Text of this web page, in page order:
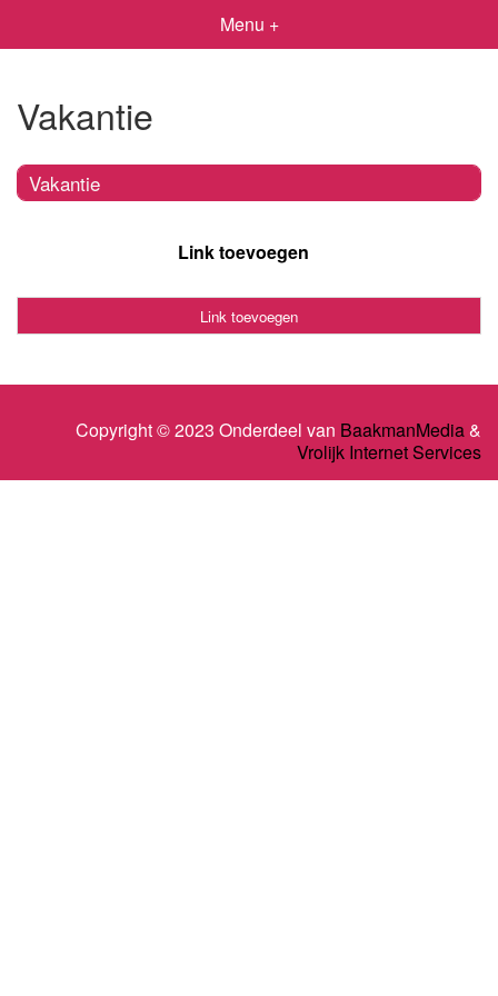
Menu +
Vakantie
Vakantie
Link toevoegen
Link toevoegen
Copyright © 2023 Onderdeel van BaakmanMedia&
Vrolijk Internet Services